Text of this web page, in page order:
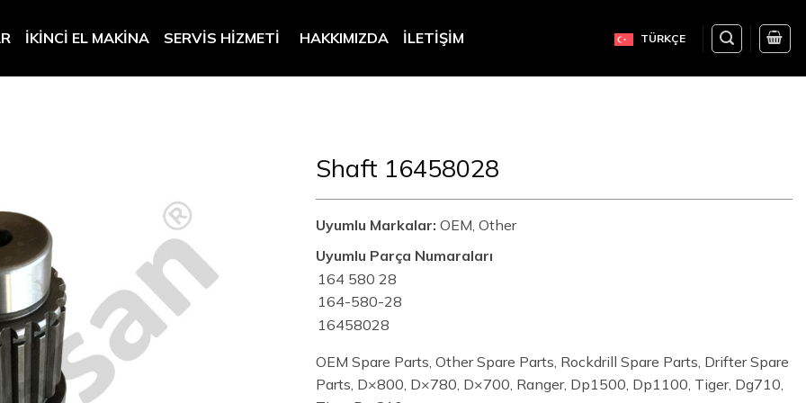
İKINCI EL MAKINA SERVIS HIZMETI HAKKIMIZDA İLETIŞIM TÜRKÇE
Shaft 16458028
Uyumlu Markalar: OEM, Other
Uyumlu Parça Numaraları
164 580 28
164-580-28
16458028
OEM Spare Parts, Other Spare Parts, Rockdrill Spare Parts, Drifter Spare
Parts, D×800, D×780, D×700, Ranger, Dp1500, Dp1100, Tiger, Dg710,